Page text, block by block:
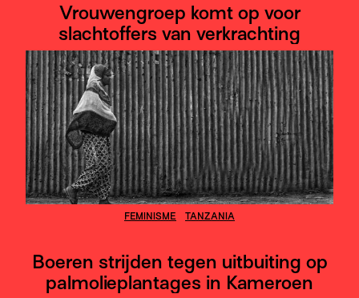
Vrouwengroep komt op voor
slachtoffers van verkrachting
FEMINISME TANZANIA
Boeren strijden tegen uitbuiting op
palmolieplantages in Kameroen